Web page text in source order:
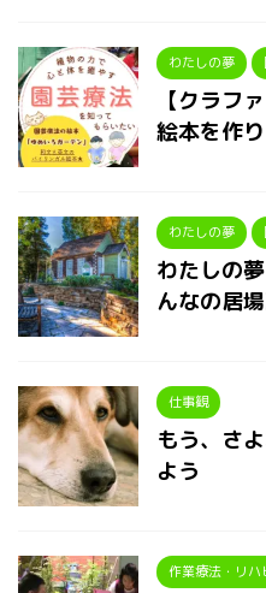
わたしの夢
【クラフ
絵本を作
わたしの夢
わたしの
んなの居
仕事観
もう、さ
よう
作業療法・リハ